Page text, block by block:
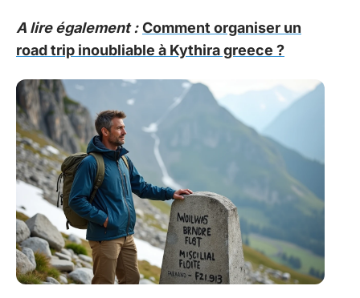
A lire également : Comment organiser un
road trip inoubliable à Kythira greece ?